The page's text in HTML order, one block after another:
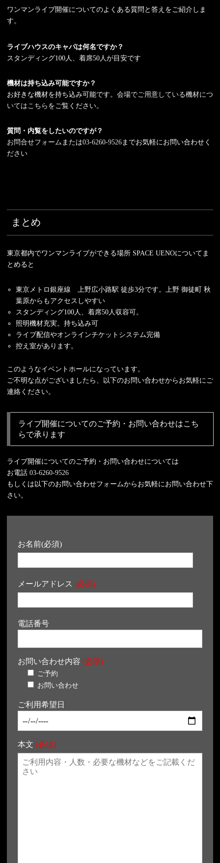
ワンマンライブ開催についてのよくある質問と答えをご紹介しま
す。
ライブハウスのキャパは何名ですか？
スタンディング100人、着席50人が目安です
機材は持ち込み可能ですか？
お好きな機材を持ち込み可能です。 会場でご用意している機材につ
いてはこちら をご覧ください。
質問・内覧をしたいのですが？
お問合せフォーム または03-6260-9526までお気軽にお問い合わせく
ださい
まとめ
東京都内でワンマンライブができる場所 SPACE UENOについてま
とめると
東京メトロ銀座線 上野広小路駅 徒歩3分です。上野 御徒町 秋
葉原からもアクセスしやすい
スタンディング100人、着席50人収容可。
照明機材充実。持ち込み可
ライブ配信やオンラインチケットシステム完備
控え室があります。
このようなイベントホールになっています。
ご不明な点がございましたら、以下のお問い合わせからお気軽にご
連絡ください。
ライブ開催についてのご予約・お問い合わせはこち
らで承ります
ライブ開催についてのご予約・お問い合わせについては
お電話 03-6260-9526
もしくは以下のお問い合わせフォームからお気軽にお問い合わせ下
さい。
お名前(必須)
メールアドレス (必須)
電話番号
お問い合わせ内容 (必須)
ご予約
お問い合わせ
ご利用希望日
本文 (必須)